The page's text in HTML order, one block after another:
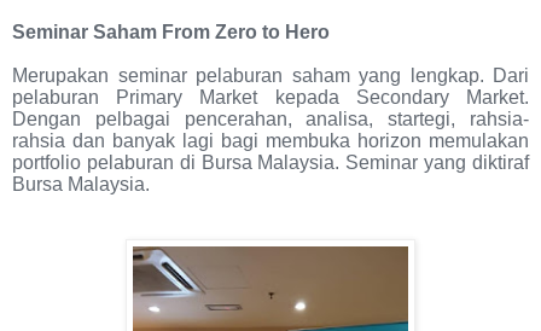
Seminar Saham From Zero to Hero
Merupakan seminar pelaburan saham yang lengkap. Dari
pelaburan Primary Market kepada Secondary Market.
Dengan pelbagai pencerahan, analisa, startegi, rahsia-
rahsia dan banyak lagi bagi membuka horizon memulakan
portfolio pelaburan di Bursa Malaysia. Seminar yang diktiraf
Bursa Malaysia.